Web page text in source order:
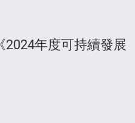
年度可持續發展